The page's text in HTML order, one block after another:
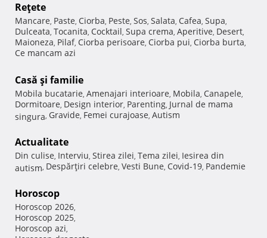
Reţete
Mancare, Paste, Ciorba, Peste, Sos, Salata, Cafea, Supa,
Dulceata, Tocanita, Cocktail, Supa crema, Aperitive, Desert,
Maioneza, Pilaf, Ciorba perisoare, Ciorba pui, Ciorba burta,
Ce mancam azi
Casă şi familie
Mobila bucatarie, Amenajari interioare, Mobila, Canapele,
Dormitoare, Design interior, Parenting, Jurnal de mama
singura, Gravide, Femei curajoase, Autism
Actualitate
Din culise, Interviu, Stirea zilei, Tema zilei, Iesirea din
autism, Despărţiri celebre, Vesti Bune, Covid-19, Pandemie
Horoscop
Horoscop 2026,
Horoscop 2025,
Horoscop azi,